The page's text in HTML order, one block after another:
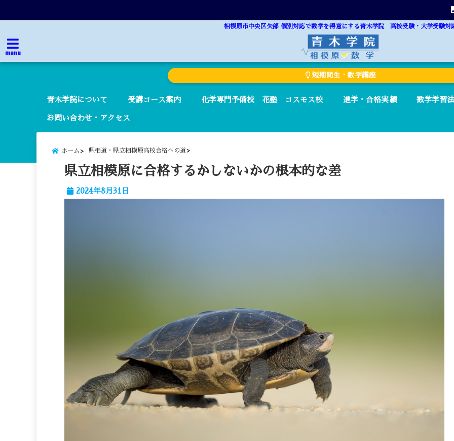
相模原市中央区矢部 個別対応で数学を得意にする青木学院 高校受験・大学受験対
menu
短期間生・数学講座
青木学院について 受講コース案内 化学専門予備校 花塾 コスモス校 進学・合格実績 数学学習
お問い合わせ・アクセス
ホーム 県相道・県立相模原高校合格への道
県立相模原に合格するかしないかの根本的な差
2024年8月31日